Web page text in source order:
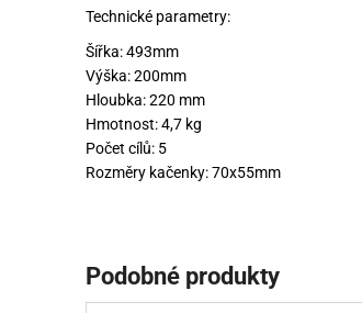
Technické parametry:
Šířka: 493mm
Výška: 200mm
Hloubka: 220 mm
Hmotnost: 4,7 kg
Počet cílů: 5
Rozměry kačenky: 70x55mm
Podobné produkty